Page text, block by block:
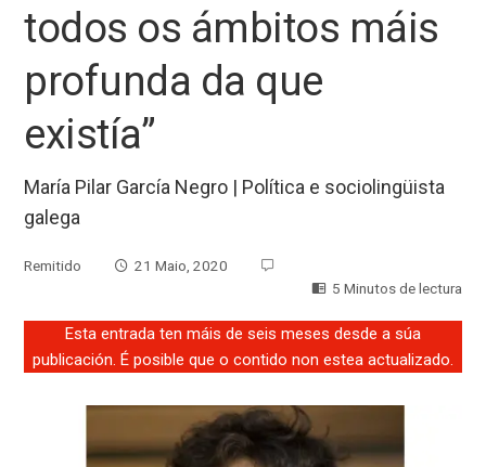
todos os ámbitos máis
profunda da que
existía”
María Pilar García Negro | Política e sociolingüista
galega
Remitido
21 Maio, 2020
5 Minutos de lectura
Esta entrada ten máis de seis meses desde a súa
publicación. É posible que o contido non estea actualizado.